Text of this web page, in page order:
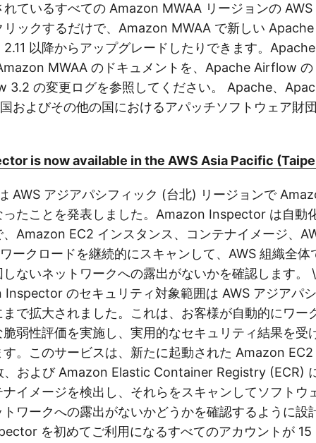
ているすべての Amazon MWAA リージョンの
リックするだけで、Amazon MWAA で新しい
2.11 以降からアップグレードしたりできます。
MWAA のドキュメントを、Apache Airflow の
3.2 の変更ログを参照してください。 Apache、
およびその他の国におけるアパッチソフトウェア財
is now available in the AWS Asia Pacific
AWS アジアパシフィック (台北) リージョンで
ったことを発表しました。Amazon Inspector は自動
Amazon EC2 インスタンス、コンテナイメージ、
ークロードを継続的にスキャンして、AWS 組織全体
ないネットワークへの露出がないかを確認します。
Inspector のセキュリティ対象範囲は AWS アジアパ
まで拡大されました。これは、お客様が自動的にワー
脆弱性評価を実施し、実用的なセキュリティ結果を受
。このサービスは、新たに起動された Amazon EC2
、および Amazon Elastic Container Registry (ECR)
イメージを検出し、それらをスキャンしてソフトウ
ワークへの露出がないかどうかを確認するように設
を初めてご利用になるすべてのアカウントが 15